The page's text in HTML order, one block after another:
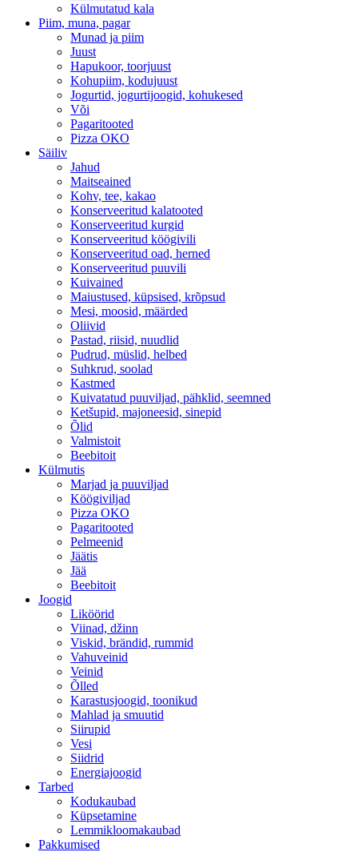
Külmutatud kala
Piim, muna, pagar
Munad ja piim
Juust
Hapukoor, toorjuust
Kohupiim, kodujuust
Jogurtid, jogurtijoogid, kohukesed
Või
Pagaritooted
Pizza OKO
Säiliv
Jahud
Maitseained
Kohv, tee, kakao
Konserveeritud kalatooted
Konserveeritud kurgid
Konserveeritud köögivili
Konserveeritud oad, herned
Konserveeritud puuvili
Kuivained
Maiustused, küpsised, krõpsud
Mesi, moosid, määrded
Oliivid
Pastad, riisid, nuudlid
Pudrud, müslid, helbed
Suhkrud, soolad
Kastmed
Kuivatatud puuviljad, pähklid, seemned
Ketšupid, majoneesid, sinepid
Õlid
Valmistoit
Beebitoit
Külmutis
Marjad ja puuviljad
Köögiviljad
Pizza OKO
Pagaritooted
Pelmeenid
Jäätis
Jää
Beebitoit
Joogid
Liköörid
Viinad, džinn
Viskid, brändid, rummid
Vahuveinid
Veinid
Õlled
Karastusjoogid, toonikud
Mahlad ja smuutid
Siirupid
Vesi
Siidrid
Energiajoogid
Tarbed
Kodukaubad
Küpsetamine
Lemmikloomakaubad
Pakkumised